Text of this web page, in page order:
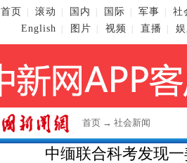
首页 滚动 国内 国际 军事 社
English
图片 视频 直播
首页 → 社会新闻
中缅联合科考发现